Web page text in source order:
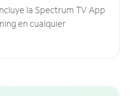
la Spectrum TV App
en cualquier